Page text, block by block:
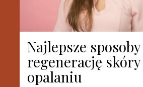
Najlepsze
regenerację
opalaniu